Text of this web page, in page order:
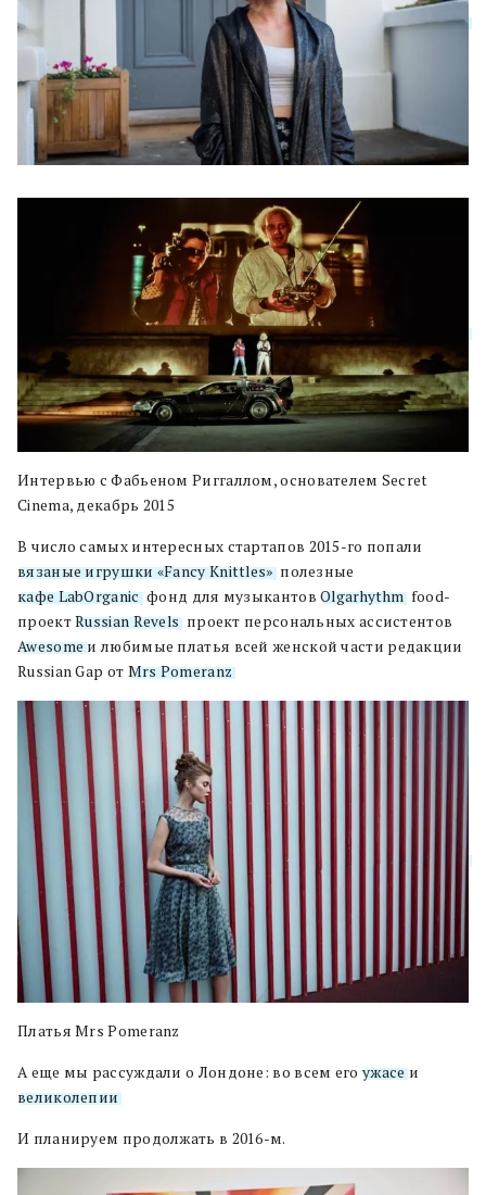
Интервью с Фабьеном Риггаллом, основателем Secret
Cinema, декабрь 2015
В число самых интересных стартапов 2015-го попали
вязаные игрушки «Fancy Knittles», полезные
кафе LabOrganic, фонд для музыкантовOlgarhythm, food-
проектRussian Revels, проект персональных ассистентов
Awesomeи любимые платья всей женской части редакции
Russian Gap от Mrs Pomeranz.
Платья Mrs Pomeranz
А еще мы рассуждали о Лондоне: во всем его ужасеи
великолепии.
И планируем продолжать в 2016-м.